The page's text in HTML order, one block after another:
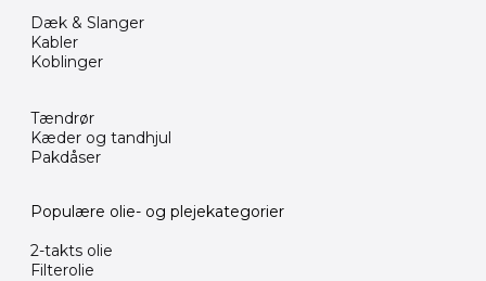
Dæk & Slanger
Kabler
Koblinger
Tændrør
Kæder og tandhjul
Pakdåser
Populære olie- og plejekategorier
2-takts olie
Filterolie